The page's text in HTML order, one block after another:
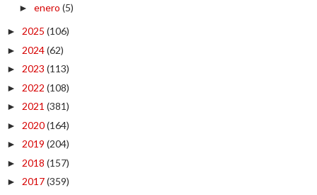
► enero (5)
► 2025 (106)
► 2024(62)
► 2023 (113)
► 2022 (108)
► 2021 (381)
► 2020(164)
► 2019 (204)
► 2018 (157)
► 2017(359)